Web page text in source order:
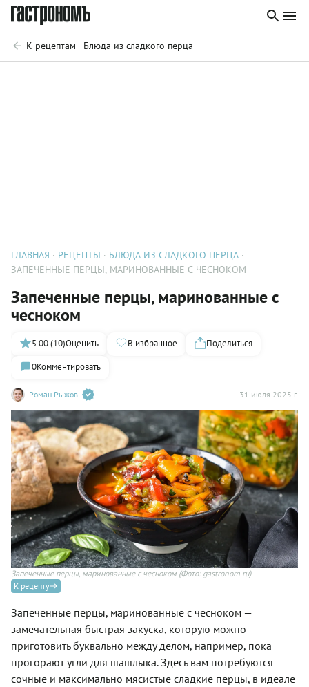
К рецептам - Блюда из сладкого перца
ГЛАВНАЯ РЕЦЕПТЫ
БЛЮДА ИЗ СЛАДКОГО ПЕРЦА
ЗАПЕЧЕННЫЕ ПЕРЦЫ, МАРИНОВАННЫЕ С ЧЕСНОКОМ
Запеченные перцы, маринованные с
чесноком
Роман Рыжов 31 июля 2025 г.
5.00 (10)Оценить В избранное
Поделиться
0Комментировать
Запеченные перцы, маринованные с чесноком (Фото: gastronom.ru)
К рецепту
Запеченные перцы, маринованные с чесноком —
замечательная быстрая закуска, которую можно
приготовить буквально между делом, например, пока
прогорают угли для шашлыка. Здесь вам потребуются
сочные и максимально мясистые сладкие перцы, в идеале